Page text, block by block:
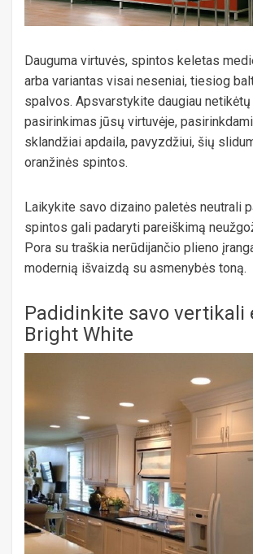
Dauguma virtuvės, spintos keletas
arba variantas visai neseniai, tiesiog
spalvos. Apsvarstykite daugiau
pasirinkimas jūsų virtuvėje,
sklandžiai apdaila, pavyzdžiui, šių
oranžinės spintos.
Laikykite savo dizaino paletės neutrali
spintos gali padaryti pareiškimą
Pora su traškia nerūdijančio plieno
modernią išvaizdą su asmenybės toną.
Padidinkite savo vertikali
Bright White